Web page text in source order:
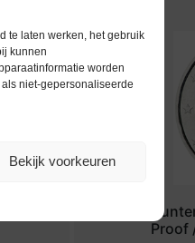
te laten werken, het gebruik
kunnen
worden
niet-gepersonaliseerde
Bekijk voorkeuren
/
Proof